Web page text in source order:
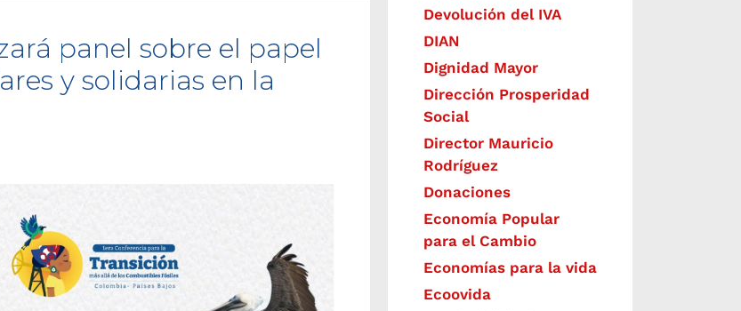
panel sobre el papel
y solidarias en la
Devolución del IVA
DIAN
Dignidad Mayor
Dirección Prosperidad
Social
Director Mauricio
Rodríguez
Donaciones
Economía Popular
para el Cambio
Economías para la vida
Ecoovida